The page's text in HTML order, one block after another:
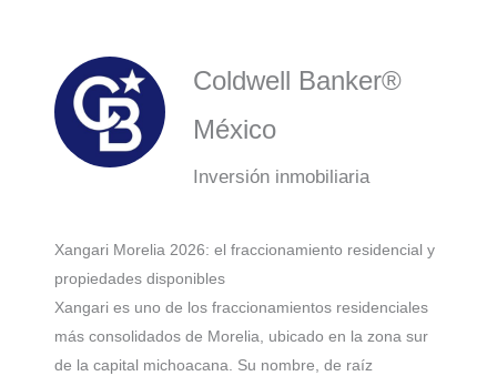
Coldwell Banker®
México
Inversión inmobiliaria
Xangari Morelia 2026: el fraccionamiento residencial y
propiedades disponibles
Xangari es uno de los fraccionamientos residenciales
más consolidados de Morelia, ubicado en la zona sur
de la capital michoacana. Su nombre, de raíz